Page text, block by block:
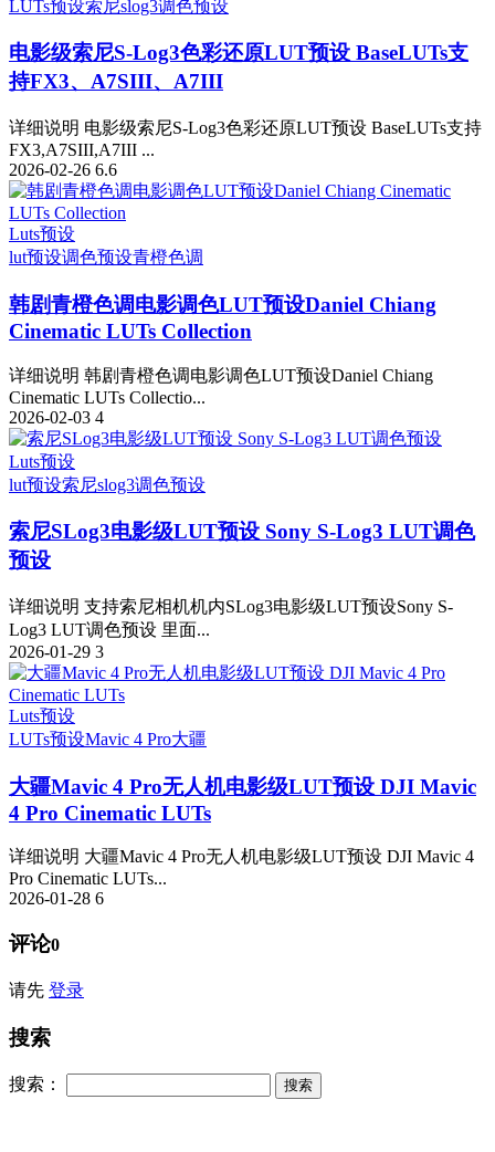
LUTs预设索尼slog3调色预设
电影级索尼S-Log3色彩还原LUT预设 BaseLUTs支
持FX3、A7SIII、A7III
详细说明 电影级索尼S-Log3色彩还原LUT预设 BaseLUTs支持
FX3,A7SIII,A7III ...
2026-02-26 6.6
Luts预设
lut预设调色预设青橙色调
韩剧青橙色调电影调色LUT预设Daniel Chiang
Cinematic LUTs Collection
详细说明 韩剧青橙色调电影调色LUT预设Daniel Chiang
Cinematic LUTs Collectio...
2026-02-03 4
Luts预设
lut预设索尼slog3调色预设
索尼SLog3电影级LUT预设 Sony S-Log3 LUT调色
预设
详细说明 支持索尼相机机内SLog3电影级LUT预设Sony S-
Log3 LUT调色预设 里面...
2026-01-29 3
Luts预设
LUTs预设Mavic 4 Pro大疆
大疆Mavic 4 Pro无人机电影级LUT预设 DJI Mavic
4 Pro Cinematic LUTs
详细说明 大疆Mavic 4 Pro无人机电影级LUT预设 DJI Mavic 4
Pro Cinematic LUTs...
2026-01-28 6
评论0
请先 登录
搜索
搜索：